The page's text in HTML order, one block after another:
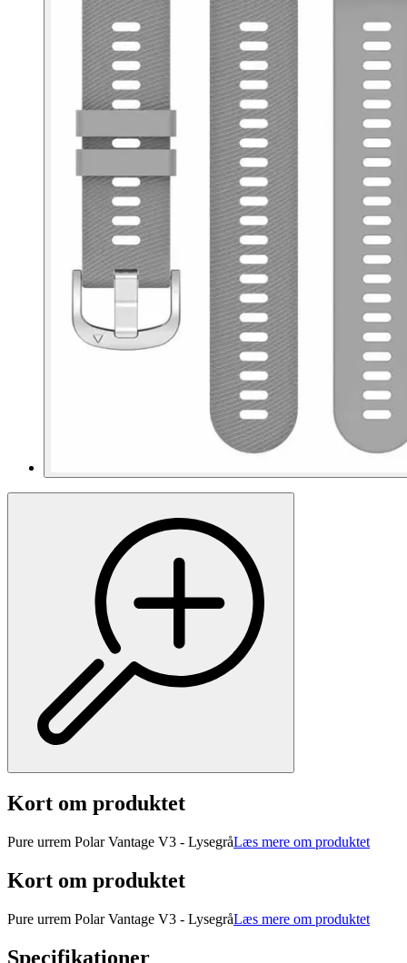
Kort om produktet
Pure urrem Polar Vantage V3 - LysegråLæs mere om produktet
Kort om produktet
Pure urrem Polar Vantage V3 - LysegråLæs mere om produktet
Specifikationer